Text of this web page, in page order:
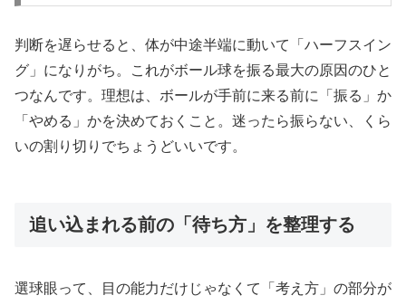
判断を遅らせると、体が中途半端に動いて「ハーフスイン
グ」になりがち。これがボール球を振る最大の原因のひと
つなんです。理想は、ボールが手前に来る前に「振る」か
「やめる」かを決めておくこと。迷ったら振らない、くら
いの割り切りでちょうどいいです。
追い込まれる前の「待ち方」を整理する
選球眼って、目の能力だけじゃなくて「考え方」の部分が